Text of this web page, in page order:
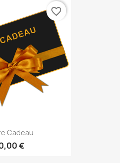
Cadeau
€
favorite_border